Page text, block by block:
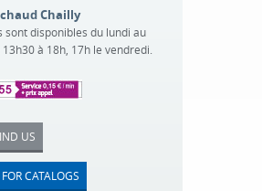
Chailly
sont disponibles du lundi au
à 18h, 17h le vendredi.
US
CATALOGS